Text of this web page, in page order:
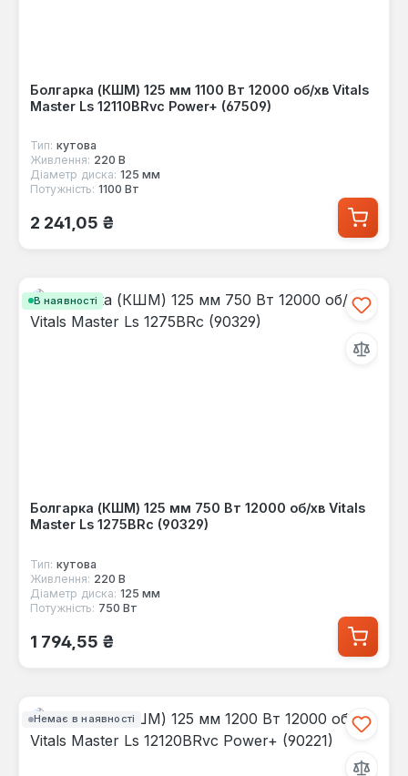
Болгарка (КШМ) 125 мм 1100 Вт 12000 об/хв Vitals
Master Ls 12110BRvc Power+ (67509)
Тип: кутова
Живлення: 220 В
Діаметр диска: 125 мм
Потужність: 1100 Вт
Звичайна ціна:
2 241,05 ₴
В наявності
Болгарка (КШМ) 125 мм 750 Вт 12000 об/хв Vitals
Master Ls 1275BRc (90329)
Тип: кутова
Живлення: 220 В
Діаметр диска: 125 мм
Потужність: 750 Вт
Звичайна ціна:
1 794,55 ₴
Немає в наявності